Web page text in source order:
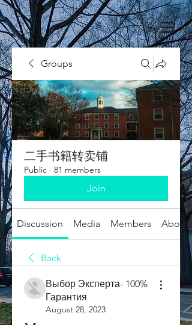
Groups
二手书籍转卖铺
Public · 81 members
Join
Discussion Media Members About
Back
Выбор Эксперта- 100%
Гарантия
August 28, 2023